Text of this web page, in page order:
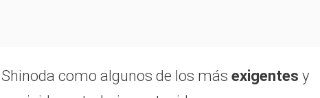
como algunos de los más exigentes y